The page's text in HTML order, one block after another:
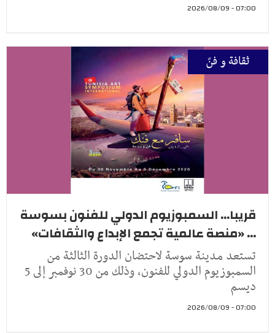
07:00 - 2026/08/09
ثقافة و فنّ
قريبا... السمبوزيوم الدولي للفنون بسوسة
... «منصة عالمية تجمع الإبداع والثقافات»
تستعد مدينة سوسة لاحتضان الدورة الثالثة من
السمبوزيوم الدولي للفنون، وذلك من 30 نوفمبر إلى 5
ديسم
07:00 - 2026/08/09